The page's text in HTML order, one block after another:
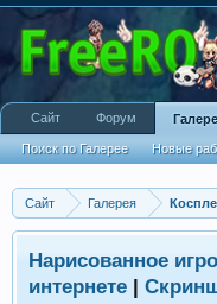
Сайт Галерея
Нарисованное
интернете |
Сайт Форум
Поиск по Галерее Новые